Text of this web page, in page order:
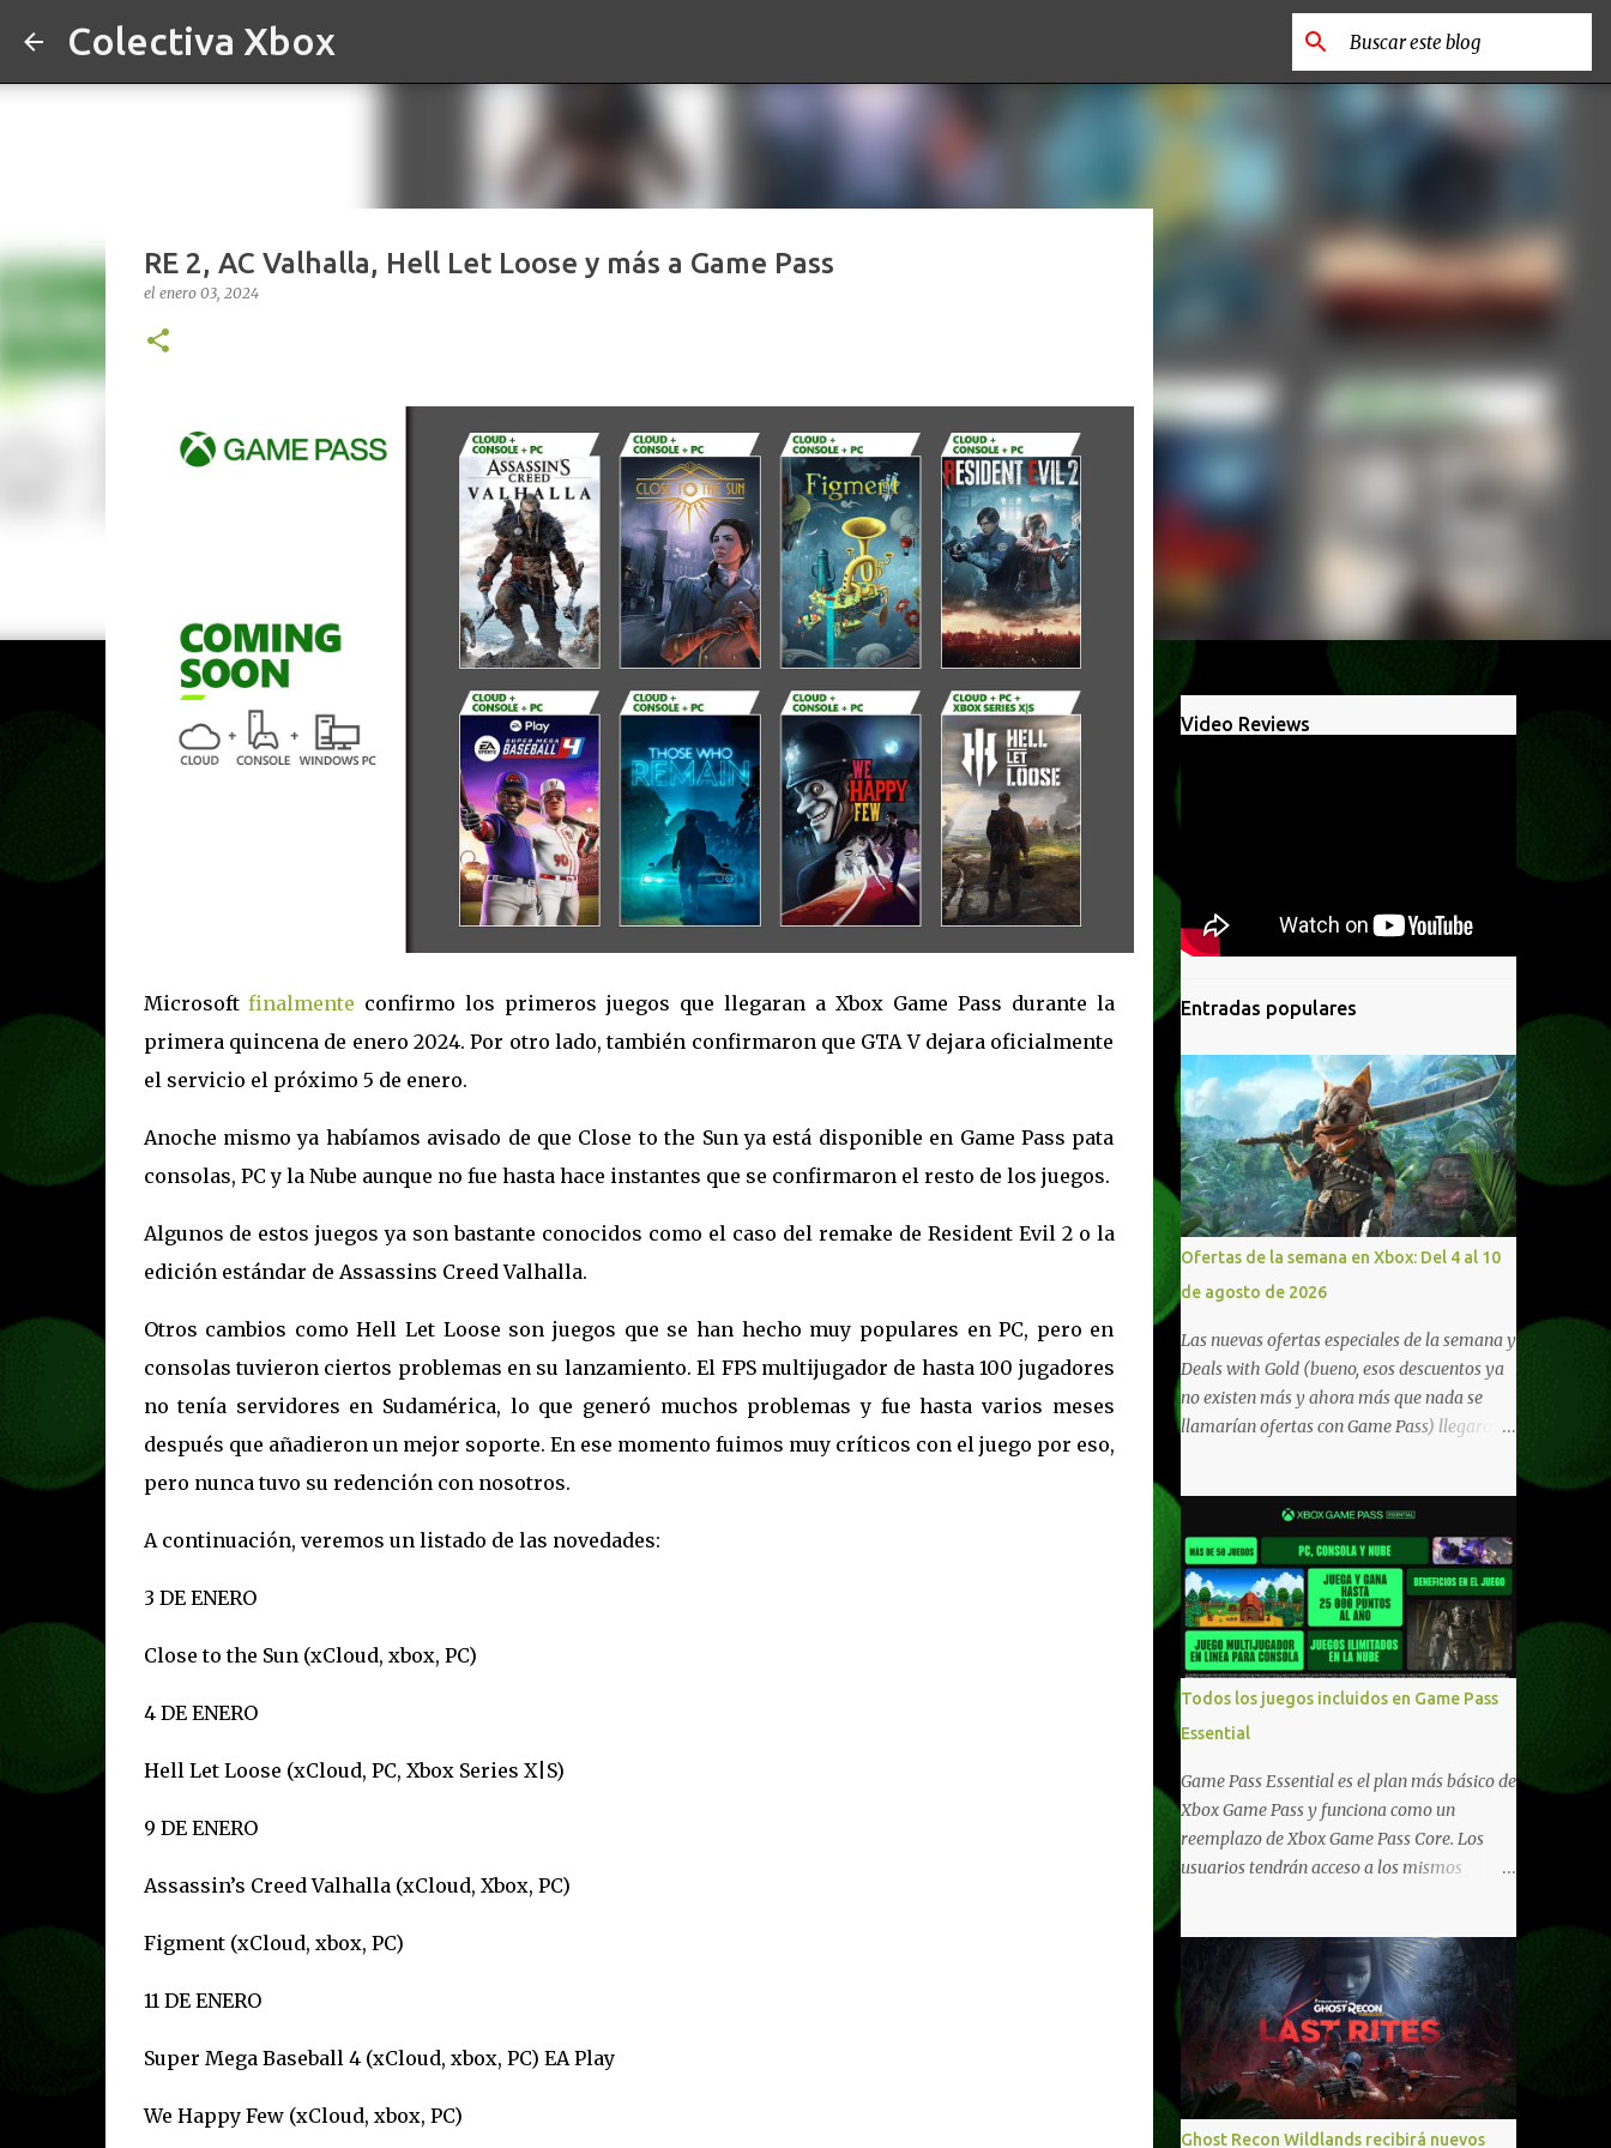
Colectiva Xbox
RE 2, AC Valhalla, Hell Let Loose y más a Game Pass
el enero 03, 2024
Microsoftfinalmente confirmo los primeros juegos que llegaran a Xbox Game Pass durante la
primera quincena de enero 2024. Por otro lado, también confirmaron que GTA V dejara oficialmente
el servicio el próximo 5 de enero.
Anoche mismo ya habíamos avisado de que Close to the Sun ya está disponible en Game Pass pata
consolas, PC y la Nube aunque no fue hasta hace instantes que se confirmaron el resto de los juegos.
Algunos de estos juegos ya son bastante conocidos como el caso del remake de Resident Evil 2 o la
edición estándar de Assassins Creed Valhalla.
Otros cambios como Hell Let Loose son juegos que se han hecho muy populares en PC, pero en
consolas tuvieron ciertos problemas en su lanzamiento. El FPS multijugador de hasta 100 jugadores
no tenía servidores en Sudamérica, lo que generó muchos problemas y fue hasta varios meses
después que añadieron un mejor soporte. En ese momento fuimos muy críticos con el juego por eso,
pero nunca tuvo su redención con nosotros.
A continuación, veremos un listado de las novedades:
3 DE ENERO
Close to the Sun (xCloud, xbox, PC)
4 DE ENERO
Hell Let Loose (xCloud, PC, Xbox Series X|S)
9 DE ENERO
Assassin’s Creed Valhalla (xCloud, Xbox, PC)
Figment (xCloud, xbox, PC)
11 DE ENERO
Super Mega Baseball 4 (xCloud, xbox, PC) EA Play
We Happy Few (xCloud, xbox, PC)
Video Reviews
Entradas populares
Ofertas de la semana en Xbox: Del 4 al 10
de agosto de 2026
Las nuevas ofertas especiales de la semana y
Deals with Gold (bueno, esos descuentos ya
no existen más y ahora más que nada se
llamarían ofertas con Game Pass) llegaron a
10/11, varios de los juegos que están de
oferta también cuentan con soporte para
Xbox Play Anywhere, lo que nos permite
jugarlos y mantener un progreso
compartido en Windows PC y Xbox, y
tenemos un listado de juegos compatibles
por acá . ¿Aún necesitas una mano con las
compras? Tenemos un tutorial extenso o en
vídeo para que se quiten todas las dudas
generales de cómo hacer compras en Xbox .
Podes consultar un listado más completo de
promociones desde xbox.com. El post puede
tener actualizaciones regulares o cambios
Ofertas - Chile Ofertas - Colombia Ofertas
- México Ofertas - Estados Unidos Ofertas -
España Todas las ofertas de Xbox One
también aplican a Xbox Series, a excepción
de los jue...
Todos los juegos incluidos en Game Pass
Essential
Game Pass Essential es el plan más básico de
Xbox Game Pass y funciona como un
reemplazo de Xbox Game Pass Core. Los
usuarios tendrán acceso a los mismos
adicionales que fueron anunciados
recientemente. Essential incluirá como
novedades una serie de ventajas para
diferentes juegos free to play que están en
Xbox y PC, que van desde skins, desbloqueo
de personajes, paquetes de armas hasta
emotes, monedas virtuales y más para
Ghost Recon Wildlands recibirá nuevos